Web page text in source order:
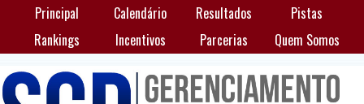
Principal Calendário Resultados
Pistas
Rankings
Incentivos Parcerias Quem Somos